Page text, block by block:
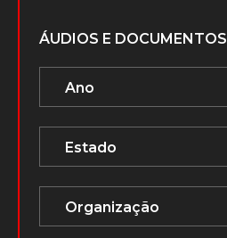
ÁUDIOS E DOCUMENTOS